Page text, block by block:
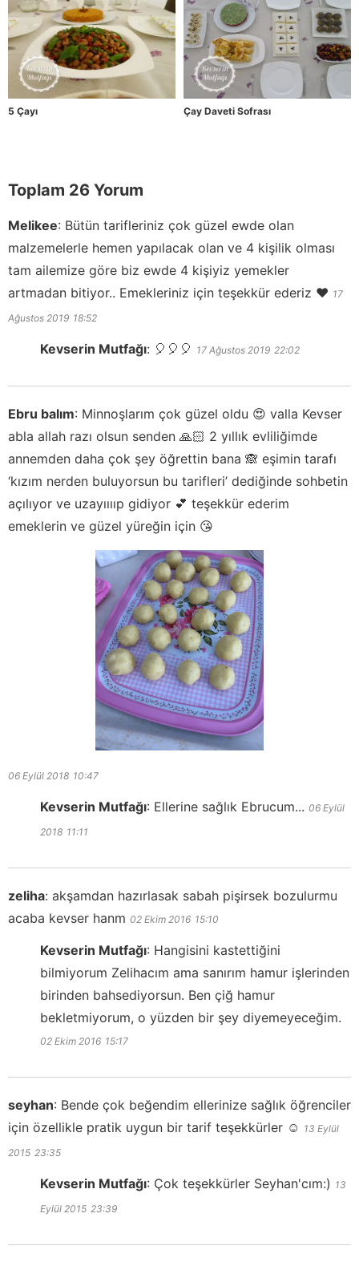
5 Çayı Çay Daveti Sofrası
Toplam 26 Yorum
Melikee: Bütün tarifleriniz çok güzel ewde olan
malzemelerle hemen yapılacak olan ve 4 kişilik olması
tam ailemize göre biz ewde 4 kişiyiz yemekler
artmadan bitiyor.. Emekleriniz için teşekkür ederiz ❤️ 17
Ağustos 2019 18:52
Kevserin Mutfağı: 🎈🎈🎈 17 Ağustos 2019 22:02
Ebru balım: Minnoşlarım çok güzel oldu 😍 valla Kevser
abla allah razı olsun senden 🙏🏻 2 yıllık evliliğimde
annemden daha çok şey öğrettin bana 🙈 eşimin tarafı
‘kızım nerden buluyorsun bu tarifleri’ dediğinde sohbetin
açılıyor ve uzayııııp gidiyor 💕 teşekkür ederim
emeklerin ve güzel yüreğin için 😘
06 Eylül 2018 10:47
Kevserin Mutfağı: Ellerine sağlık Ebrucum... 06 Eylül
2018 11:11
zeliha: akşamdan hazırlasak sabah pişirsek bozulurmu
acaba kevser hanm 02 Ekim 2016 15:10
Kevserin Mutfağı: Hangisini kastettiğini
bilmiyorum Zelihacım ama sanırım hamur işlerinden
birinden bahsediyorsun. Ben çiğ hamur
bekletmiyorum, o yüzden bir şey diyemeyeceğim.
02 Ekim 2016 15:17
seyhan: Bende çok beğendim ellerinize sağlık öğrenciler
için özellikle pratik uygun bir tarif teşekkürler ☺️ 13 Eylül
2015 23:35
Kevserin Mutfağı: Çok teşekkürler Seyhan'cım:) 13
Eylül 2015 23:39